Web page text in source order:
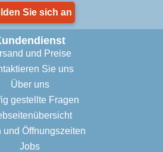
Sie sich an
und Preise
Sie uns
Über uns
gestellte Fragen
und Öffnungszeiten
Jobs